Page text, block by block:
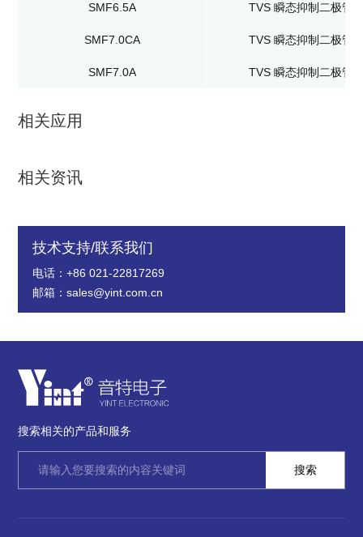
SMF6.5A TVS 瞬态抑制二极管
SMF7.0CA TVS 瞬态抑制二极管
SMF7.0A TVS 瞬态抑制二极管
相关应用
相关资讯
技术支持/联系我们
电话：+86 021-22817269
邮箱：sales@yint.com.cn
搜索相关的产品和服务